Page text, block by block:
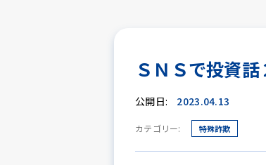
ＳＮＳで投資
公開日: 2023.04.13
カテゴリー: 特殊詐欺